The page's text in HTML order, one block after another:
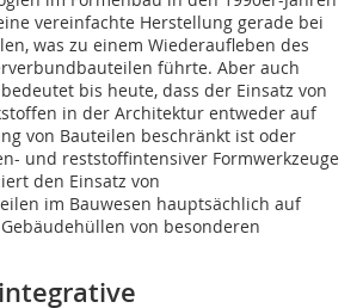
vereinfachte Herstellung gerade bei
was zu einem Wiederaufleben des
führte. Aber auch
bis heute, dass der Einsatz von
in der Architektur entweder auf
von Bauteilen beschränkt ist oder
und reststoffintensiver Formwerkzeuge
den Einsatz von
im Bauwesen hauptsächlich auf
von besonderen